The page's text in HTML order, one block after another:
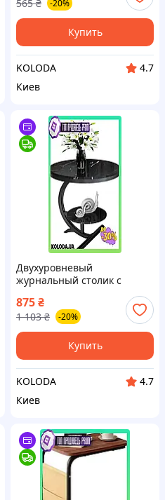
565 ₴ -20%
Купить
KOLODA
4.7
Киев
Двухуровневый
журнальный столик с
круглой столешницей для
гостиной, спальни,
кабинета -
функциональный столик
875₴
1 103 ₴ -20%
Купить
KOLODA
4.7
Киев